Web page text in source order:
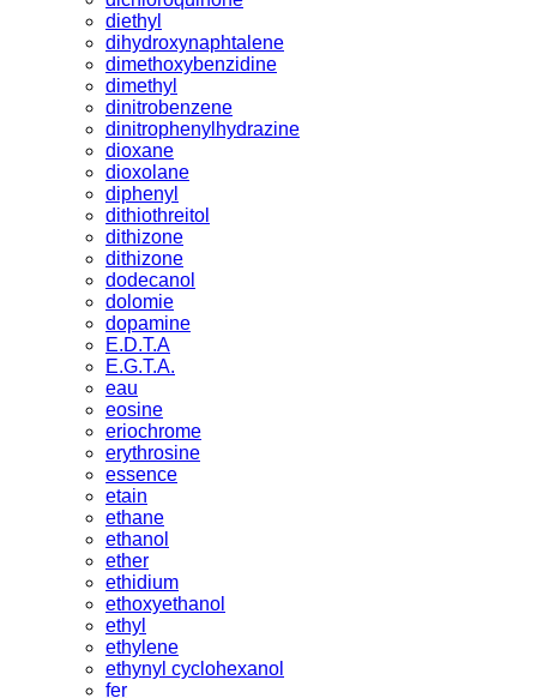
diethyl
dihydroxynaphtalene
dimethoxybenzidine
dimethyl
dinitrobenzene
dinitrophenylhydrazine
dioxane
dioxolane
diphenyl
dithiothreitol
dithizone
dithizone
dodecanol
dolomie
dopamine
E.D.T.A
E.G.T.A.
eau
eosine
eriochrome
erythrosine
essence
etain
ethane
ethanol
ether
ethidium
ethoxyethanol
ethyl
ethylene
ethynyl cyclohexanol
fer